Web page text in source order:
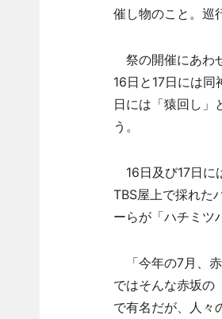
催し物のこと。巡
祭の開催にあわ
16日と17日には
日には「猿回し」
う。
16日及び17日に
TBS屋上で採れた
ーらが「ハチミツ
「今年の7月、
ではそんな赤坂の
で有名だが、人々